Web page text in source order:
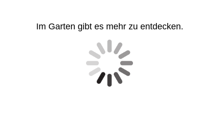
Im Garten gibt es mehr zu entdecken.